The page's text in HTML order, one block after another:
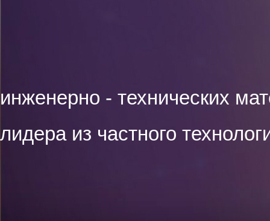
инженерно - технических
лидера из частного